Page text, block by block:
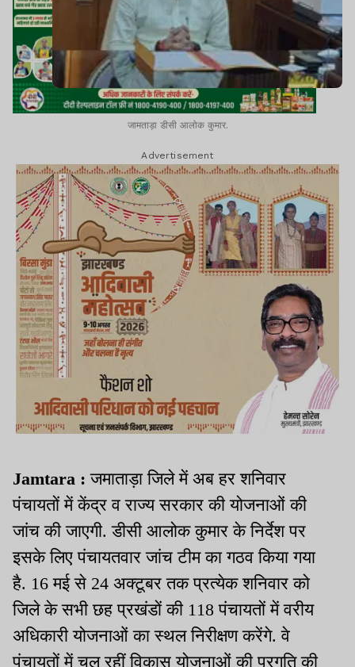
जामताड़ा डीसी आलोक कुमार.
Advertisement
Jamtara :जमाताड़ा जिले में अब हर शनिवार
पंचायतों में केंद्र व राज्य सरकार की योजनाओं की
जांच की जाएगी. डीसी आलोक कुमार के निर्देश पर
इसके लिए पंचायतवार जांच टीम का गठव किया गया
है. 16 मई से 24 अक्टूबर तक प्रत्येक शनिवार को
जिले के सभी छह प्रखंडों की 118 पंचायतों में वरीय
अधिकारी योजनाओं का स्थल निरीक्षण करेंगे. वे
पंचायतों में चल रहीं विकास योजनाओं की प्रगति की